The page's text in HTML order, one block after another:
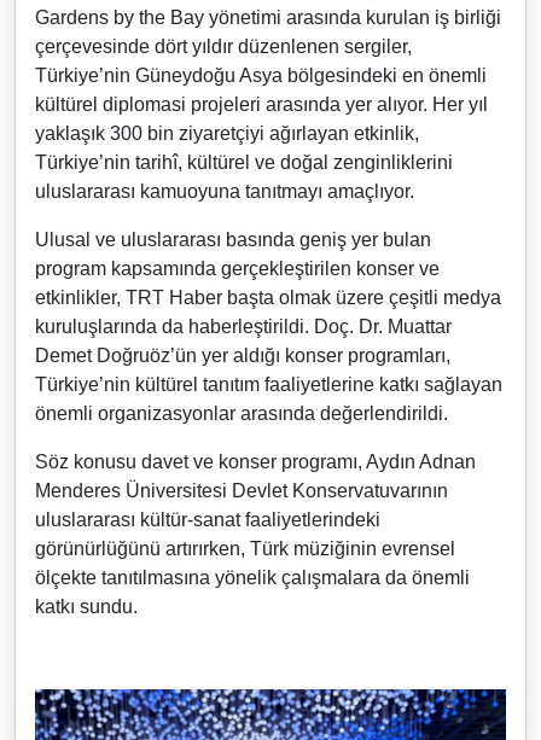
Gardens by the Bay yönetimi arasında kurulan iş birliği
çerçevesinde dört yıldır düzenlenen sergiler,
Türkiye’nin Güneydoğu Asya bölgesindeki en önemli
kültürel diplomasi projeleri arasında yer alıyor. Her yıl
yaklaşık 300 bin ziyaretçiyi ağırlayan etkinlik,
Türkiye’nin tarihî, kültürel ve doğal zenginliklerini
uluslararası kamuoyuna tanıtmayı amaçlıyor.
Ulusal ve uluslararası basında geniş yer bulan
program kapsamında gerçekleştirilen konser ve
etkinlikler, TRT Haber başta olmak üzere çeşitli medya
kuruluşlarında da haberleştirildi. Doç. Dr. Muattar
Demet Doğruöz’ün yer aldığı konser programları,
Türkiye’nin kültürel tanıtım faaliyetlerine katkı sağlayan
önemli organizasyonlar arasında değerlendirildi.
Söz konusu davet ve konser programı, Aydın Adnan
Menderes Üniversitesi Devlet Konservatuvarının
uluslararası kültür-sanat faaliyetlerindeki
görünürlüğünü artırırken, Türk müziğinin evrensel
ölçekte tanıtılmasına yönelik çalışmalara da önemli
katkı sundu.